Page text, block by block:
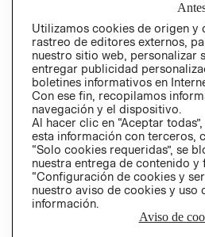
Perú (S/)
CAMBIAR REGIÓN
Utilizamos cookies de origen y
rastreo de editores externos,
nuestro sitio web, personalizar
entregar publicidad
boletines informativos en
Con ese fin, recopilamos
navegación y el dispositivo.
Al hacer clic en “Aceptar
esta información con terceros,
“Solo cookies requeridas”, se
nuestra entrega de contenido y
“Configuración de cookies y
nuestro aviso de cookies y
información.
Aviso de